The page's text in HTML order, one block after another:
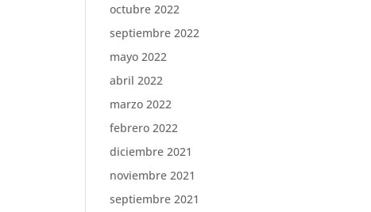
octubre 2022
septiembre 2022
mayo 2022
abril 2022
marzo 2022
febrero 2022
diciembre 2021
noviembre 2021
septiembre 2021